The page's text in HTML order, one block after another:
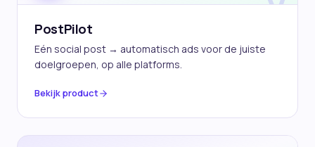
PostPilot
Eén social post → automatisch ads voor de juiste
doelgroepen, op alle platforms.
Bekijk product